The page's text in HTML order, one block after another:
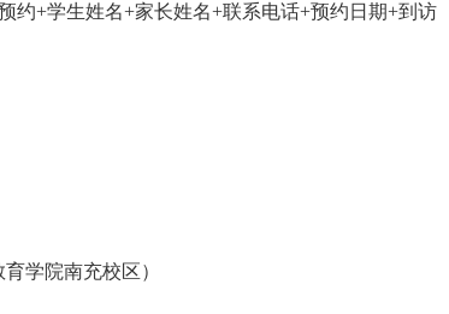
预约+学生姓名+家长姓名+联系电话+预约日期+到访
学院南充校区）